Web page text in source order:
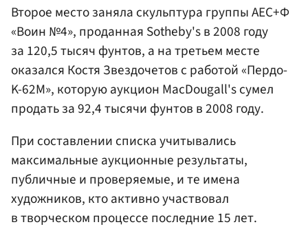
Второе место заняла скульптура группы АЕС+Ф
«Воин №4», проданная Sotheby's в 2008 году
за 120,5 тысяч фунтов, а на третьем месте
оказался Костя Звездочетов с работой «Пердо-
K-62М», которую аукцион MacDougall's сумел
продать за 92,4 тысячи фунтов в 2008 году.
При составлении списка учитывались
максимальные аукционные результаты,
публичные и проверяемые, и те имена
художников, кто активно участвовал
в творческом процессе последние 15 лет.